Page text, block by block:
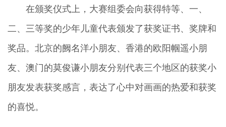
在颁奖仪式上，大赛组委会向获得特等、一、
二、三等奖的少年儿童代表颁发了获奖证书、奖牌和
奖品。北京的阙名洋小朋友、香港的欧阳帼遥小朋
友、澳门的莫俊谦小朋友分别代表三个地区的获奖小
朋友发表获奖感言，表达了心中对画画的热爱和获奖
的喜悦。